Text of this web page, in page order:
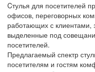
Cтулья для посетителей
офисов, переговорных
работающих с клиентами,
выделенные под
посетителей.
Предлагаемый спектр
посетителям и гостям